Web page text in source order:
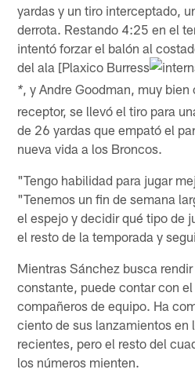
yardas y un tiro interceptado,
derrota. Restando 4:25 en el
intentó forzar el balón al
del ala [Plaxico Burress
* , y Andre Goodman, muy
receptor, se llevó el tiro para
de 26 yardas que empató el
nueva vida a los Broncos.
"Tengo habilidad para jugar
"Tenemos un fin de semana
el espejo y decidir qué tipo de
el resto de la temporada y
Mientras Sánchez busca
constante, puede contar con
compañeros de equipo. Ha
ciento de sus lanzamientos en
recientes, pero el resto del
los números mienten.